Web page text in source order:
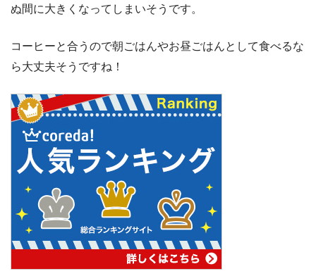
ぬ間に大きくなってしまいそうです。
コーヒーと合うので朝ごはんやお昼ごはんとして食べるな
ら大丈夫そうですね！